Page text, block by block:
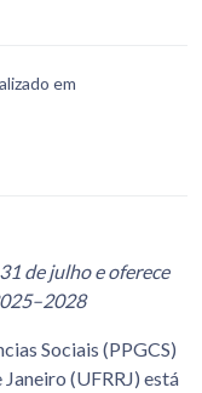
em
de julho e oferece
Sociais (PPGCS)
(UFRRJ) está